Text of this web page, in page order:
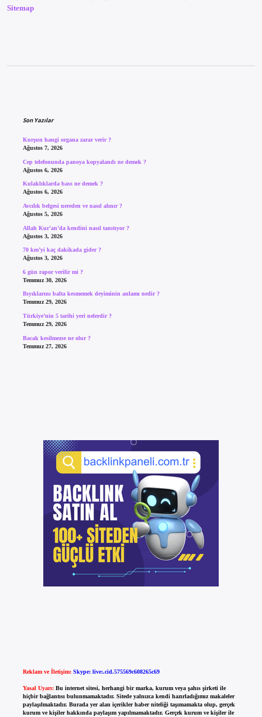
Sitemap
Son Yazılar
Kurşun hangi organa zarar verir ?
Ağustos 7, 2026
Cep telefonunda panoya kopyalandı ne demek ?
Ağustos 6, 2026
Kulaklıklarda bass ne demek ?
Ağustos 6, 2026
Avcılık belgesi nereden ve nasıl alınır ?
Ağustos 5, 2026
Allah Kur’an’da kendini nasıl tanıtıyor ?
Ağustos 3, 2026
70 km’yi kaç dakikada gider ?
Ağustos 3, 2026
6 gün rapor verilir mi ?
Temmuz 30, 2026
Bıyıklarını balta kesmemek deyiminin anlamı nedir ?
Temmuz 29, 2026
Türkiye’nin 5 tarihi yeri nelerdir ?
Temmuz 29, 2026
Bacak kesilmezse ne olur ?
Temmuz 27, 2026
Reklam ve İletişim: Skype: live:.cid.575569c608265c69
Yasal Uyarı: Bu internet sitesi, herhangi bir marka, kurum veya şahıs şirketi ile
hiçbir bağlantısı bulunmamaktadır. Sitede yalnızca kendi hazırladığımız makaleler
paylaşılmaktadır. Burada yer alan içerikler haber niteliği taşımamakta olup, gerçek
kurum ve kişiler hakkında paylaşım yapılmamaktadır. Gerçek kurum ve kişiler ile